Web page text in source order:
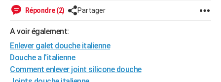
Alimentation
Guide de la santé
Maladies
Médicaments
Sommeil
Destinations
City break
Voyage nature
Voyage de noces
Forum
Climat
+
GUIDES D'ACHAT
BONS PLANS
Répondre (2) Partager
A voir également:
Enlever galet douche italienne
Douche a l'italienne
Comment enlever joint silicone douche